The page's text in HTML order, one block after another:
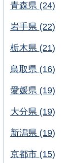
青森県 (24)
岩手県 (22)
栃木県 (21)
鳥取県 (16)
愛媛県 (19)
大分県 (19)
新潟県 (19)
京都市 (15)